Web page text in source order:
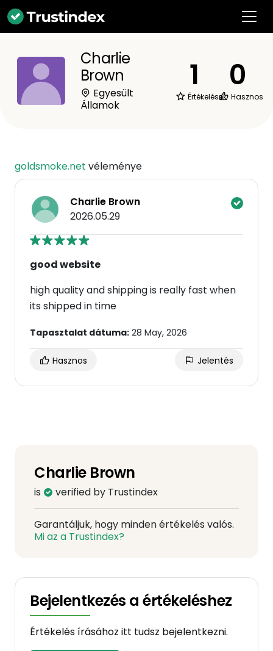
Charlie
Brown
Egyesült
Államok
1
Értékelések
0
Hasznos
goldsmoke.net véleménye
Charlie Brown
2026.05.29
good website
high quality and shipping is really fast when
its shipped in time
Tapasztalat dátuma: 28 May, 2026
Hasznos Jelentés
Charlie Brown
is verified by Trustindex
Garantáljuk, hogy minden értékelés valós.
Mi az a Trustindex?
Bejelentkezés a értékeléshez
Értékelés írásához itt tudsz bejelentkezni.